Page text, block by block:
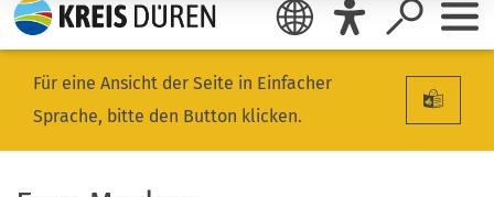
Für eine Ansicht der Seite in Einfacher
Sprache, bitte den Button klicken.